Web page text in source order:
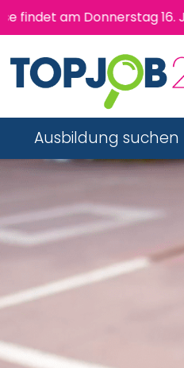
am Donnerstag 16. Juli
Ausbildung suchen